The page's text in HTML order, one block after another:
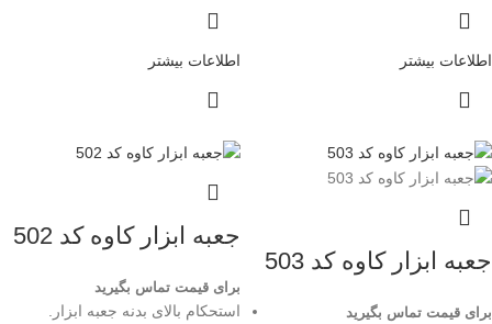
اطلاعات بیشتر اطلاعات بیشتر
جعبه ابزار کاوه کد 503
برای قیمت تماس بگیرید
جعبه ابزار کاوه کد 502
برای قیمت تماس بگیرید
استحکام بالای بدنه جعبه ابزار.